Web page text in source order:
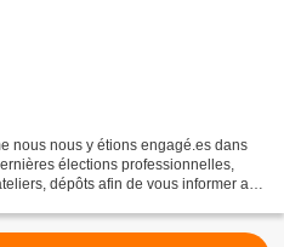
nous nous y étions engagé.es dans
élections professionnelles,
dépôts afin de vous informer au